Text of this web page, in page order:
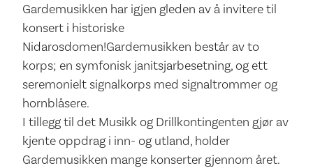
Gardemusikken har igjen gleden av å invitere til
konsert i historiske
Nidarosdomen!Gardemusikken består av to
korps; en symfonisk janitsjarbesetning, og ett
seremonielt signalkorps med signaltrommer og
hornblåsere.
I tillegg til det Musikk og Drillkontingenten gjør av
kjente oppdrag i inn- og utland, holder
Gardemusikken mange konserter gjennom året.